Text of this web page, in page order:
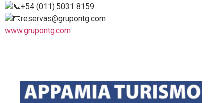
+54 (011) 5031 8159
reservas@grupontg.com
www.grupontg.com